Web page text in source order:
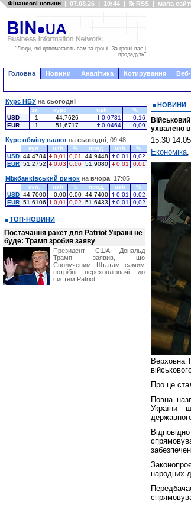
Фінансові новини | 07.08.26 | 10:44 | RSS | мапа
"Люди, які допомагають вам за гроші. За гроші вас і
продадуть"
.
Головна Новини Аналітика Котирування
НОВИНИ
ухвалено в
15:30
Економіка,
Верховна
Про це
Повна
України
народних
Курс НБУ на сьогодні
за курс uah
%
USD
1 44,7626 0,0731
0,16
EUR
1 51,6717 0,0464 0,09
Курс обміну валют на сьогодні , 09:48
куп. uah % прод. uah
%
USD 44,4784 0,01 0,01 44,9448 0,01
0,02
EUR 51,2752 0,03 0,06 51,9080 0,01 0,01
Міжбанківський ринок на вчора , 17:05
куп. uah % прод. uah
%
USD 44,7000 0,00 0,00 44,7400 0,01
0,02
EUR 51,6106 0,01 0,02 51,6433 0,01 0,02
ТОП-НОВИНИ
Постачання ракет для Patriot Україні не
буде: Трамп зробив заяву
Президент США Дональд
Трамп заявив, що
Сполученим Штатам самим
потрібні перехоплювачі до
систем Patriot.